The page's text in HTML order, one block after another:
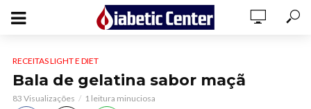
RECEITAS LIGHT E DIET
Bala de gelatina sabor maçã
83 Visualizações 1 leitura minuciosa